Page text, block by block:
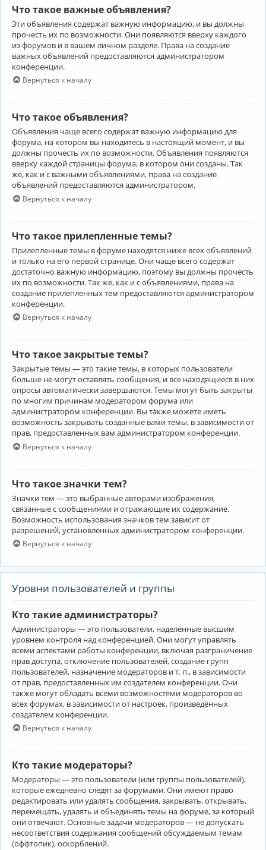
Что такое важные объявления?
Эти объявления содержат важную информацию, и вы должны
прочесть их по возможности. Они появляются вверху каждого
из форумов и в вашем личном разделе. Права на создание
важных объявлений предоставляются администратором
конференции.
Вернуться к началу
Что такое объявления?
Объявления чаще всего содержат важную информацию для
форума, на котором вы находитесь в настоящий момент, и вы
должны прочесть их по возможности. Объявления появляются
вверху каждой страницы форума, в котором они созданы. Так
же, как и с важными объявлениями, права на создание
объявлений предоставляются администратором.
Вернуться к началу
Что такое прилепленные темы?
Прилепленные темы в форуме находятся ниже всех объявлений
и только на его первой странице. Они чаще всего содержат
достаточно важную информацию, поэтому вы должны прочесть
их по возможности. Так же, как и с объявлениями, права на
создание прилепленных тем предоставляются администратором
конференции.
Вернуться к началу
Что такое закрытые темы?
Закрытые темы — это такие темы, в которых пользователи
больше не могут оставлять сообщения, и все находящиеся в них
опросы автоматически завершаются. Темы могут быть закрыты
по многим причинам модератором форума или
администратором конференции. Вы также можете иметь
возможность закрывать созданные вами темы, в зависимости от
прав, предоставленных вам администратором конференции.
Вернуться к началу
Что такое значки тем?
Значки тем — это выбранные авторами изображения,
связанные с сообщениями и отражающие их содержание.
Возможность использования значков тем зависит от
разрешений, установленных администратором конференции.
Вернуться к началу
Уровни пользователей и группы
Кто такие администраторы?
Администраторы — это пользователи, наделённые высшим
уровнем контроля над конференцией. Они могут управлять
всеми аспектами работы конференции, включая разграничение
прав доступа, отключение пользователей, создание групп
пользователей, назначение модераторов и т. п., в зависимости
от прав, предоставленных им создателем конференции. Они
также могут обладать всеми возможностями модераторов во
всех форумах, в зависимости от настроек, произведённых
создателем конференции.
Вернуться к началу
Кто такие модераторы?
Модераторы — это пользователи (или группы пользователей),
которые ежедневно следят за форумами. Они имеют право
редактировать или удалять сообщения, закрывать, открывать,
перемещать, удалять и объединять темы на форуме, за который
они отвечают. Основные задачи модераторов — не допускать
несоответствия содержания сообщений обсуждаемым темам
(оффтопик), оскорблений.